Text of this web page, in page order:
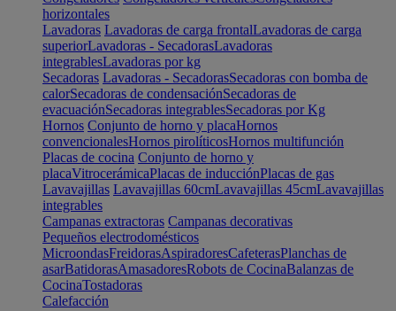
horizontales
Lavadoras Lavadoras de carga frontalLavadoras de carga
superiorLavadoras - SecadorasLavadoras
integrablesLavadoras por kg
Secadoras Lavadoras - SecadorasSecadoras con bomba de
calorSecadoras de condensaciónSecadoras de
evacuaciónSecadoras integrablesSecadoras por Kg
Hornos Conjunto de horno y placaHornos
convencionalesHornos pirolíticosHornos multifunción
Placas de cocina Conjunto de horno y
placaVitrocerámicaPlacas de inducciónPlacas de gas
Lavavajillas Lavavajillas 60cmLavavajillas 45cmLavavajillas
integrables
Campanas extractoras Campanas decorativas
Pequeños electrodomésticos
MicroondasFreidorasAspiradoresCafeterasPlanchas de
asarBatidorasAmasadoresRobots de CocinaBalanzas de
CocinaTostadoras
Calefacción